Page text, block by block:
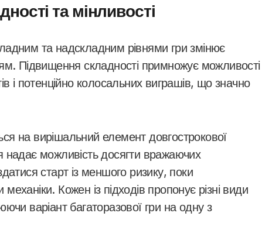
та мінливості
та надскладним рівнями гри змінює
Підвищення складності примножує можливості
і потенційно колосальних виграшів, що значно
на вирішальний елемент довгострокової
надає можливість досягти вражаючих
старт із меншого ризику, поки
Кожен із підходів пропонує різні види
варіант багаторазової гри на одну з